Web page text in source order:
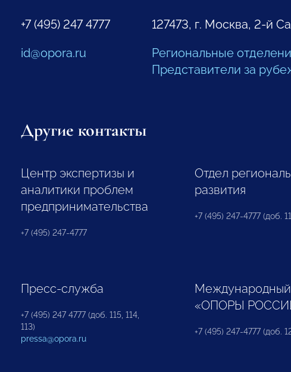
+7 (495) 247 4777
id@opora.ru
127473, г. Москва, 2-й
Региональные
Представители за
Другие контакты
Центр экспертизы и
аналитики проблем
предпринимательства
+7 (495) 247-4777
Отдел
развития
+7 (495) 247-4777 (доб.
Пресс-служба
+7 (495) 247 4777 (доб. 115, 114,
113)
pressa@opora.ru
Международный
«ОПОРЫ
+7 (495) 247-4777 (доб.